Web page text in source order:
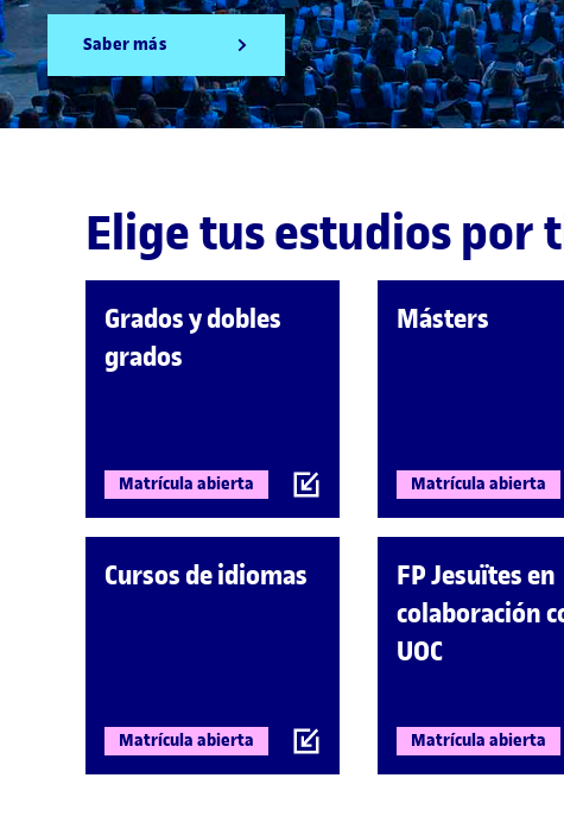
Saber más
Elige tus estudios por
Grados y dobles
grados
Matrícula abierta
Másters
Matrícula abierta
Cursos de idiomas
Matrícula abierta
FP Jesuïtes en
colaboración
UOC
Matrícula abierta